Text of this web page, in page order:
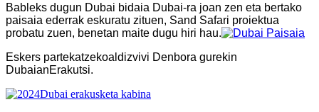
Bableks dugun Dubai bidaia Dubai-ra joan zen eta bertako
paisaia ederrak eskuratu zituen, Sand Safari proiektua
probatu zuen, benetan maite dugu hiri hau.
Eskers partekatzekoaldizvivi Denbora gurekin
DubaianErakutsi.